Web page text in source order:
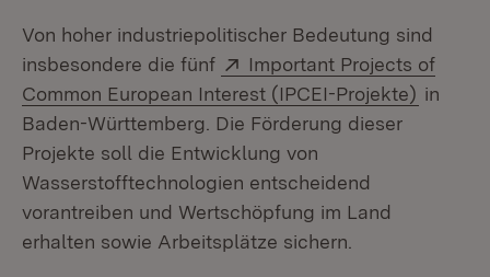
Von hoher industriepolitischer Bedeutung sind
insbesondere die fünf
Extern:
Important Projects of
Common European Interest (IPCEI-Projekte) (Öffnet
in
Baden-Württemberg. Die Förderung dieser
Projekte soll die Entwicklung von
Wasserstofftechnologien entscheidend
vorantreiben und Wertschöpfung im Land
erhalten sowie Arbeitsplätze sichern.